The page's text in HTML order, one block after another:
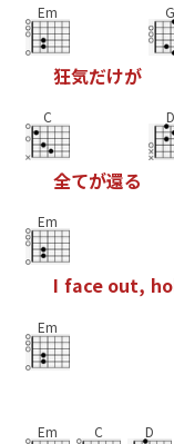
Em
狂気だけが
G
C
全てが還る
D
Em
I face out, ho
Em
Em C D